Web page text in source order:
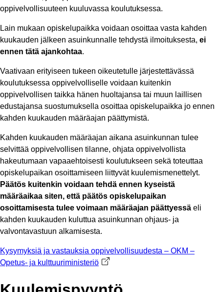
oppivelvollisuuteen kuuluvassa koulutuksessa.
Lain mukaan opiskelupaikka voidaan osoittaa vasta kahden
kuukauden jälkeen asuinkunnalle tehdystä ilmoituksesta, ei
ennen tätä ajankohtaa.
Vaativaan erityiseen tukeen oikeutetulle järjestettävässä
koulutuksessa oppivelvolliselle voidaan kuitenkin
oppivelvollisen taikka hänen huoltajansa tai muun laillisen
edustajansa suostumuksella osoittaa opiskelupaikka jo ennen
kahden kuukauden määräajan päättymistä.
Kahden kuukauden määräajan aikana asuinkunnan tulee
selvittää oppivelvollisen tilanne, ohjata oppivelvollista
hakeutumaan vapaaehtoisesti koulutukseen sekä toteuttaa
opiskelupaikan osoittamiseen liittyvät kuulemismenettelyt.
Päätös kuitenkin voidaan tehdä ennen kyseistä
määräaikaa siten, että päätös opiskelupaikan
osoittamisesta tulee voimaan määräajan päättyessä eli
kahden kuukauden kuluttua asuinkunnan ohjaus- ja
valvontavastuun alkamisesta.
Kysymyksiä ja vastauksia oppivelvollisuudesta – OKM –
Opetus- ja kulttuuriministeriö Avautuu uuteen välilehteen